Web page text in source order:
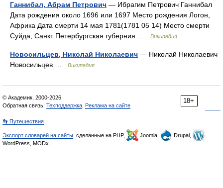
Ганнибал, Абрам Петрович — Ибрагим Петрович Ганнибал
Дата рождения около 1696 или 1697 Место рождения Логон,
Африка Дата смерти 14 мая 1781(1781 05 14) Место смерти
Суйда, Санкт Петербургская губерния …
Википедия
Новосильцев, Николай Николаевич — Николай Николаевич
Новосильцев …
Википедия
18+
© Академик, 2000-2026
Обратная связь: Техподдержка Реклама на сайте
👣 Путешествия
Экспорт словарей на сайты , сделанные на PHP, Joomla,
Drupal,
WordPress, MODx.